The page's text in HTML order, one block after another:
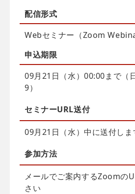
配信形式
Webセミナー（Zoom
申込期限
09月21日（水）00:00まで（
9）
セミナーURL送付
09月21日（水）中に送付しま
参加方法
メールでご案内するZoomの
さい